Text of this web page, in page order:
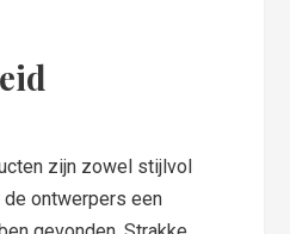
zijn zowel stijlvol
ontwerpers een